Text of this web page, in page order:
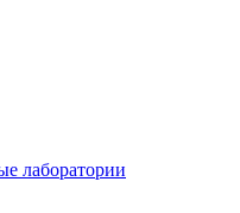
лаборатории